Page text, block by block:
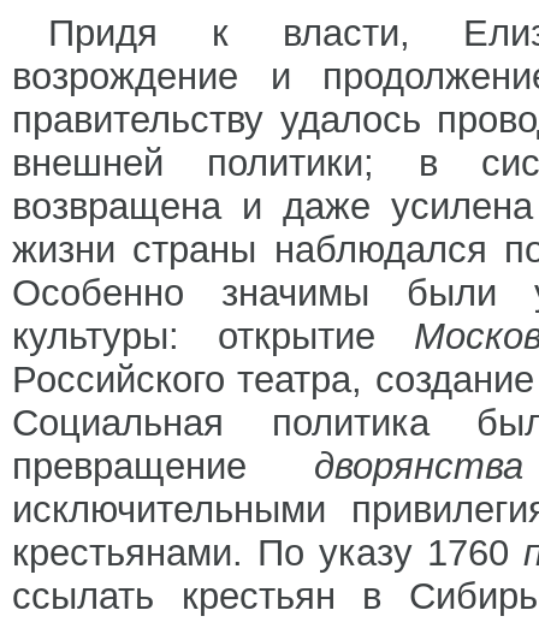
Придя к власти,
возрождение и
правительству удалось
внешней политики; в
возвращена и даже
жизни страны наблюдался
Особенно значимы были
культуры: открытие
Российского театра,
Социальная политика
превращение
исключительными
крестьянами. По указу 1760
ссылать крестьян в